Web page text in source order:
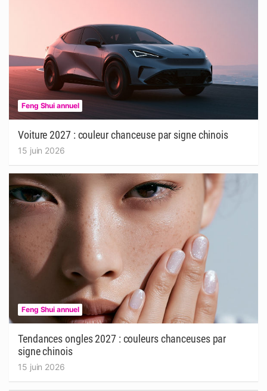
Feng Shui annuel
Voiture 2027 : couleur chanceuse par signe chinois
15 juin 2026
Feng Shui annuel
Tendances ongles 2027 : couleurs chanceuses par
signe chinois
15 juin 2026